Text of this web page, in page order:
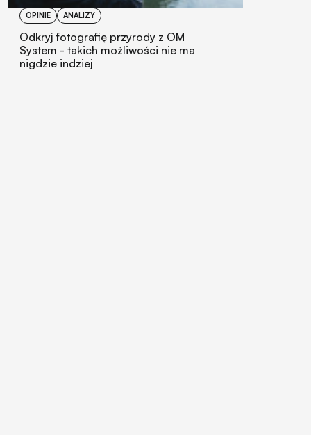
OPINIE ANALIZY
Odkryj fotografię przyrody z OM
System - takich możliwości nie ma
nigdzie indziej